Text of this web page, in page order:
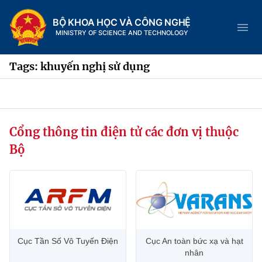
BỘ KHOA HỌC VÀ CÔNG NGHỆ
MINISTRY OF SCIENCE AND TECHNOLOGY
Trang chủ
Chức năng nhiệm vụ
Tin tức sự kiện
Hệ thống văn bản
Tags: khuyến nghị sử dụng
Cổng thông tin điện tử các đơn vị thuộc
Bộ
Cục Tần Số Vô Tuyến Điện
Cục An toàn bức xạ và hạt
nhân